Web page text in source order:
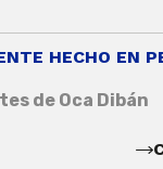
HECHO EN
de Oca Dibán